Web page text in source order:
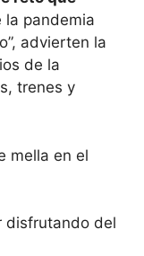
la pandemia
advierten la
de la
trenes y
mella en el
disfrutando del